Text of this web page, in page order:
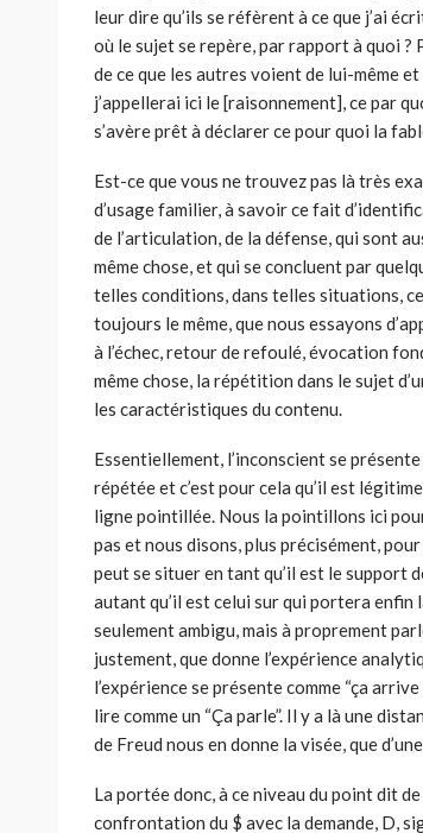
leur dire qu’ils se réfèrent à ce que j’ai
où le sujet se repère, par rapport à quoi
de ce que les autres voient de lui-même
j’appellerai ici le [raisonnement], ce par
s’avère prêt à déclarer ce pour quoi la
Est-ce que vous ne trouvez pas là très
d’usage familier, à savoir ce fait
de l’articulation, de la défense, qui sont
même chose, et qui se concluent par
telles conditions, dans telles situations,
toujours le même, que nous essayons
à l’échec, retour de refoulé, évocation
même chose, la répétition dans le sujet
les caractéristiques du contenu.
Essentiellement, l’inconscient se
répétée et c’est pour cela qu’il est
ligne pointillée. Nous la pointillons ici
pas et nous disons, plus précisément,
peut se situer en tant qu’il est le support
autant qu’il est celui sur qui portera enfin
seulement ambigu, mais à proprement
justement, que donne l’expérience
l’expérience se présente comme “ça
lire comme un “Ça parle”. Il y a là une
de Freud nous en donne la visée, que
La portée donc, à ce niveau du point dit
confrontation du $ avec la demande, D,